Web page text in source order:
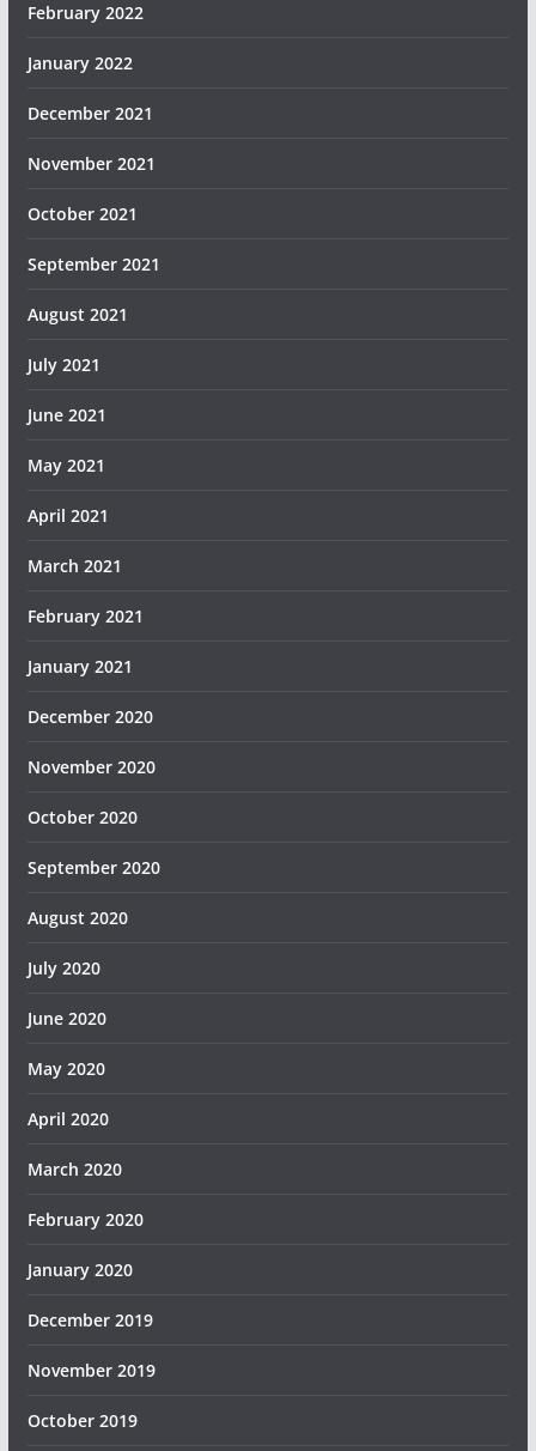
February 2022
January 2022
December 2021
November 2021
October 2021
September 2021
August 2021
July 2021
June 2021
May 2021
April 2021
March 2021
February 2021
January 2021
December 2020
November 2020
October 2020
September 2020
August 2020
July 2020
June 2020
May 2020
April 2020
March 2020
February 2020
January 2020
December 2019
November 2019
October 2019